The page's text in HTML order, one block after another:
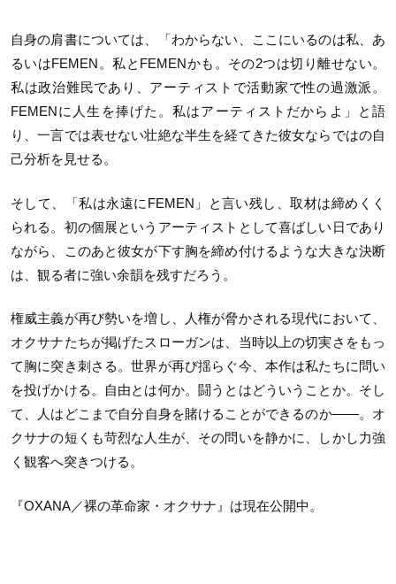
自身の肩書については、「わからない、ここにいるのは私、あ
るいはFEMEN。私とFEMENかも。その2つは切り離せない。
私は政治難民であり、アーティストで活動家で性の過激派。
FEMENに人生を捧げた。私はアーティストだからよ」と語
り、一言では表せない壮絶な半生を経てきた彼女ならではの自
己分析を見せる。
そして、「私は永遠にFEMEN」と言い残し、取材は締めくく
られる。初の個展というアーティストとして喜ばしい日であり
ながら、このあと彼女が下す胸を締め付けるような大きな決断
は、観る者に強い余韻を残すだろう。
権威主義が再び勢いを増し、人権が脅かされる現代において、
オクサナたちが掲げたスローガンは、当時以上の切実さをもっ
て胸に突き刺さる。世界が再び揺らぐ今、本作は私たちに問い
を投げかける。自由とは何か。闘うとはどういうことか。そし
て、人はどこまで自分自身を賭けることができるのか——。オ
クサナの短くも苛烈な人生が、その問いを静かに、しかし力強
く観客へ突きつける。
『OXANA／裸の革命家・オクサナ』は現在公開中。